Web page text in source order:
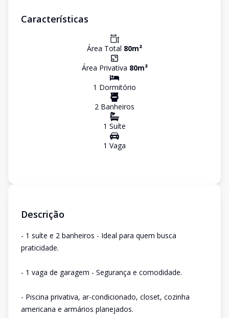
Características
Área Total 80m²
Área Privativa 80m²
1 Dormitório
2 Banheiros
1 Suíte
1 Vaga
Descrição
- 1 suíte e 2 banheiros - Ideal para quem busca
praticidade.
- 1 vaga de garagem - Segurança e comodidade.
- Piscina privativa, ar-condicionado, closet, cozinha
americana e armários planejados.